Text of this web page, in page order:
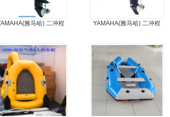
雅马哈) 二冲程
YAMAHA(雅马哈) 二冲程